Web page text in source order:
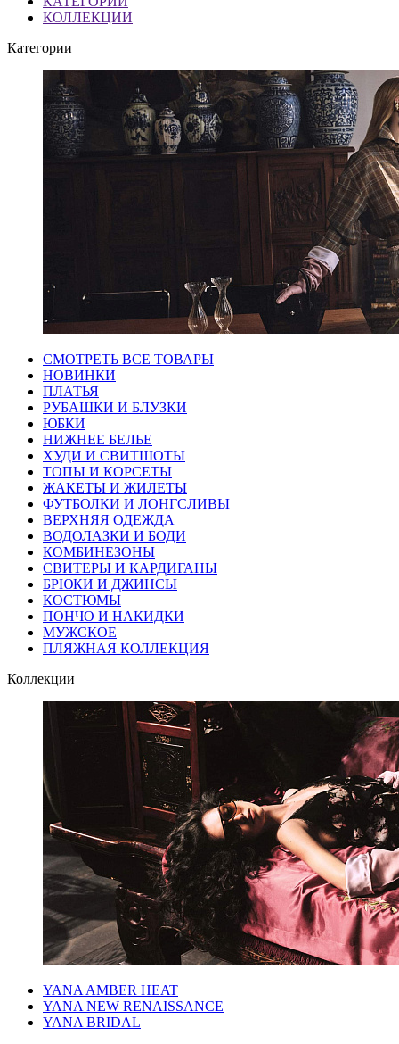
КОЛЛЕКЦИИ
Категории
СМОТРЕТЬ ВСЕ ТОВАРЫ
НОВИНКИ
ПЛАТЬЯ
РУБАШКИ И БЛУЗКИ
ЮБКИ
НИЖНЕЕ БЕЛЬЕ
ХУДИ И СВИТШОТЫ
ТОПЫ И КОРСЕТЫ
ЖАКЕТЫ И ЖИЛЕТЫ
ФУТБОЛКИ И ЛОНГСЛИВЫ
ВЕРХНЯЯ ОДЕЖДА
ВОДОЛАЗКИ И БОДИ
КОМБИНЕЗОНЫ
СВИТЕРЫ И КАРДИГАНЫ
БРЮКИ И ДЖИНСЫ
КОСТЮМЫ
ПОНЧО И НАКИДКИ
МУЖСКОЕ
ПЛЯЖНАЯ КОЛЛЕКЦИЯ
Коллекции
YANA AMBER HEAT
YANA NEW RENAISSANCE
YANA BRIDAL